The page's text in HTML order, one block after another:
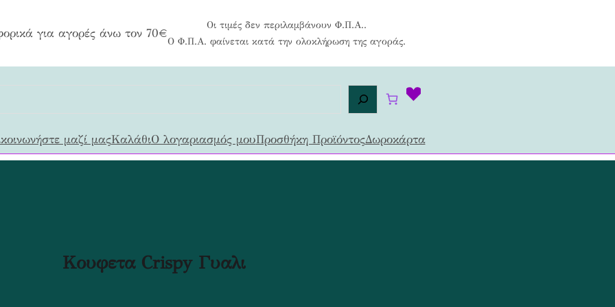
για αγορές άνω τον 70€
Οι τιμές δεν περιλαμβάνουν Φ.Π.Α..
Ο Φ.Π.Α. φαίνεται κατά την ολοκλήρωση της αγοράς.
μαζί μαςΚαλάθιΟ λογαριασμός μουΠροσθήκη ΠροϊόντοςΔωροκάρτα
Κουφετα Crispy Γυαλι